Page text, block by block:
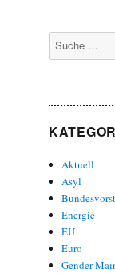
Suche
nach:
Aktuell
Asyl
Energie
EU
Euro
Gender